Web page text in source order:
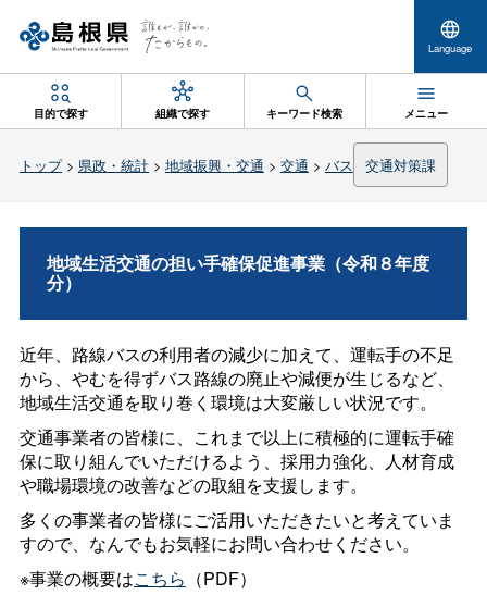
Language
目的で探す 組織で探す キーワード検索 メニュー
トップ> 県政・統計> 地域振興・交通 > 交通 > バス 交通対策課
地域生活交通の担い手確保促進事業（令和８年度
分）
近年、路線バスの利用者の減少に加えて、運転手の不足
から、やむを得ずバス路線の廃止や減便が生じるなど、
地域生活交通を取り巻く環境は大変厳しい状況です。
交通事業者の皆様に、これまで以上に積極的に運転手確
保に取り組んでいただけるよう、採用力強化、人材育成
や職場環境の改善などの取組を支援します。
多くの事業者の皆様にご活用いただきたいと考えていま
すので、なんでもお気軽にお問い合わせください。
※事業の概要はこちら （PDF）